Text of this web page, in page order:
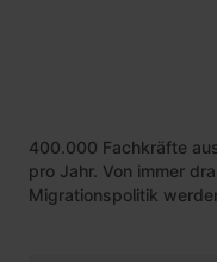
400.000 Fachkräfte
pro Jahr. Von immer
Migrationspolitik